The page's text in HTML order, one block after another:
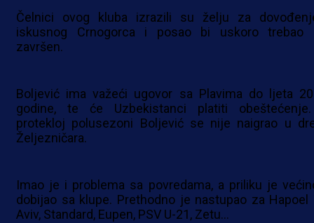
Čelnici ovog kluba izrazili su želju za
iskusnog Crnogorca i posao bi uskoro trebao
završen.
Boljević ima važeći ugovor sa Plavima do ljeta
godine, te će Uzbekistanci platiti
protekloj polusezoni Boljević se nije naigrao u
Željezničara.
Imao je i problema sa povredama, a priliku je
dobijao sa klupe. Prethodno je nastupao za Hapoel
Aviv, Standard, Eupen, PSV U-21, Zetu...